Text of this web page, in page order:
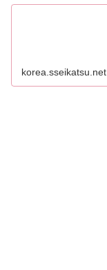
korea.sseikatsu.net